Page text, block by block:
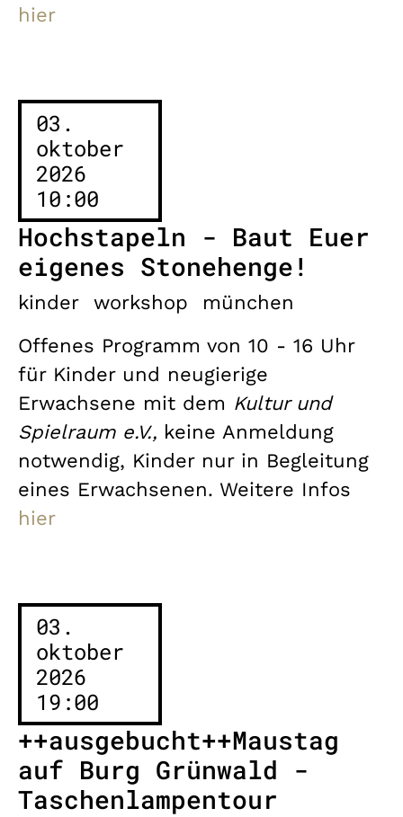
hier
03.
oktober
2026
10:00
Hochstapeln - Baut Euer
eigenes Stonehenge!
kinder workshop
münchen
Offenes Programm von 10 - 16 Uhr
für Kinder und neugierige
Erwachsene mit dem Kultur und
Spielraum e.V., keine Anmeldung
notwendig, Kinder nur in Begleitung
eines Erwachsenen. Weitere Infos
hier
03.
oktober
2026
19:00
++ausgebucht++Maustag
auf Burg Grünwald -
Taschenlampentour